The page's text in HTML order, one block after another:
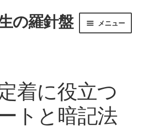
の羅針盤 メニュー
方法
めに
着に役立つ
トと暗記法